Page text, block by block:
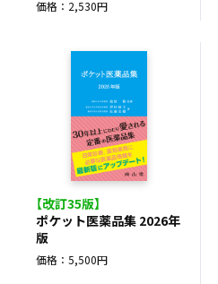
価格：2,530円
【改訂35版】
ポケット医薬品集 2026年
版
価格：5,500円